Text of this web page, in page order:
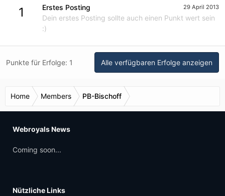
1 29 April 2013
Erstes Posting
Dein erstes Posting sollte auch einen Punkt wert sein
:)
Punkte für Erfolge: 1 Alle verfügbaren Erfolge anzeigen
Home Members PB-Bischoff
Webroyals News
Coming soon...
Nützliche Links